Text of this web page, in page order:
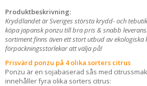
Produktbeskrivning:
Kryddlandet är Sveriges största krydd- och
köpa japansk ponzu till bra pris & snabb
sortiment finns även ett stort utbud av
förpackningsstorlekar att välja på!
Prisvärd ponzu på 4 olika sorters citrus
Ponzu är en sojabaserad sås med
innehåller fyra olika sorters citrus: